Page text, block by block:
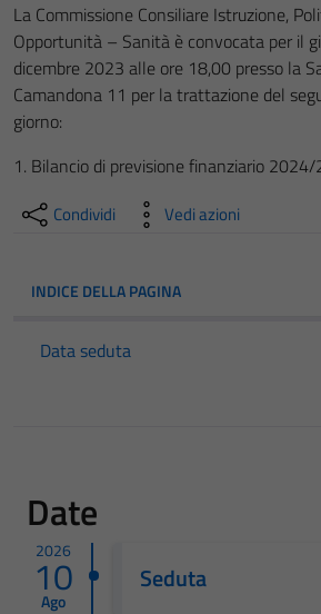
La Commissione Consiliare Istruzione,
Opportunità – Sanità è convocata per il
dicembre 2023 alle ore 18,00 presso la
Camandona 11 per la trattazione del
giorno:
1. Bilancio di previsione finanziario
Condividi Vedi azioni
INDICE DELLA PAGINA
Data seduta
Date
2026
10
Ago
Seduta